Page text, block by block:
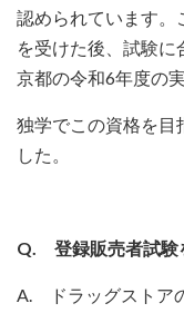
認められています。
を受けた後、試験
京都の令和6年度の
独学でこの資格を目
した。
Q. 登録販売者試験
A. ドラッグストア